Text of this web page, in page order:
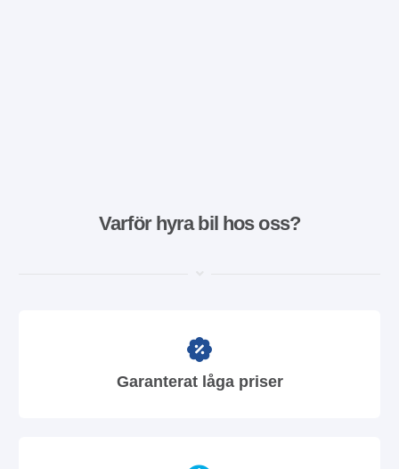
Varför hyra bil hos oss?
Garanterat låga priser